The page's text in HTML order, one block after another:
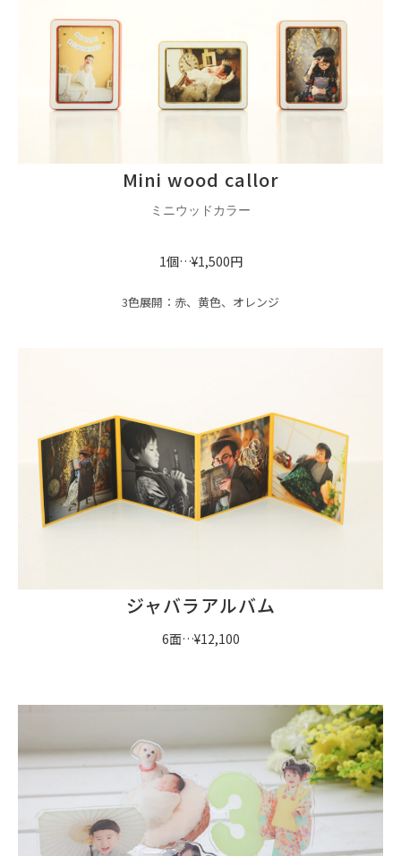
Mini wood callor
ミニウッドカラー
1個…¥1,500円
3色展開：赤、黄色、オレンジ
ジャバラアルバム
6面…¥12,100